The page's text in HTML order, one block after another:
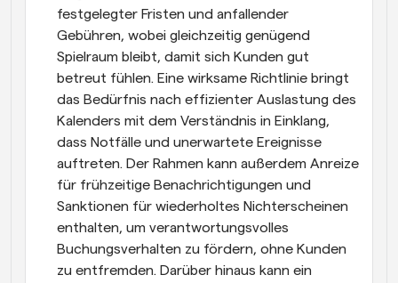
festgelegter Fristen und anfallender
Gebühren, wobei gleichzeitig genügend
Spielraum bleibt, damit sich Kunden gut
betreut fühlen. Eine wirksame Richtlinie bringt
das Bedürfnis nach effizienter Auslastung des
Kalenders mit dem Verständnis in Einklang,
dass Notfälle und unerwartete Ereignisse
auftreten. Der Rahmen kann außerdem Anreize
für frühzeitige Benachrichtigungen und
Sanktionen für wiederholtes Nichterscheinen
enthalten, um verantwortungsvolles
Buchungsverhalten zu fördern, ohne Kunden
zu entfremden. Darüber hinaus kann ein